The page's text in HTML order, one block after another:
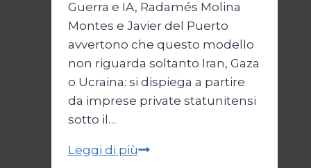
Guerra e IA, Radamés Molina
Montes e Javier del Puerto
avvertono che questo modello
non riguarda soltanto Iran, Gaza
o Ucraina: si dispiega a partire
da imprese private statunitensi
sotto il…
Leggi di piùIA,